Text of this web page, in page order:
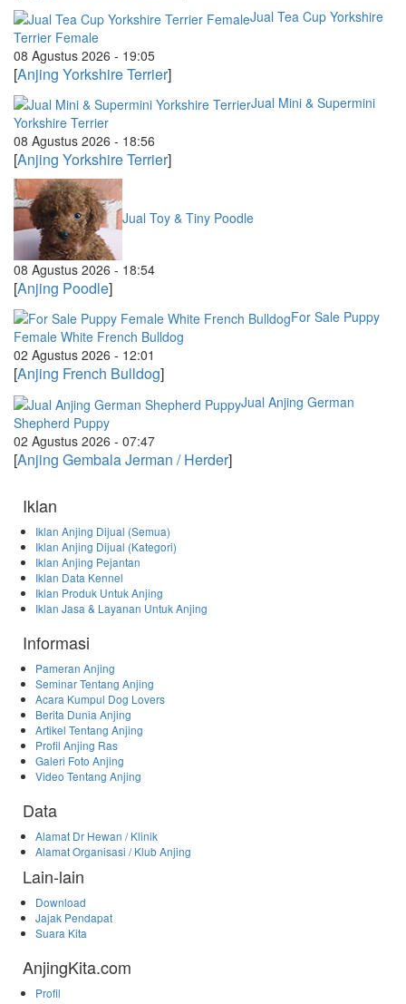
Jual Tea Cup Yorkshire
Terrier Female
08 Agustus 2026 - 19:05
[Anjing Yorkshire Terrier]
Jual Mini & Supermini
Yorkshire Terrier
08 Agustus 2026 - 18:56
[Anjing Yorkshire Terrier]
Jual Toy & Tiny Poodle
08 Agustus 2026 - 18:54
[Anjing Poodle]
For Sale Puppy
Female White French Bulldog
02 Agustus 2026 - 12:01
[Anjing French Bulldog]
Jual Anjing German
Shepherd Puppy
02 Agustus 2026 - 07:47
[Anjing Gembala Jerman / Herder]
Iklan
Iklan Anjing Dijual (Semua)
Iklan Anjing Dijual (Kategori)
Iklan Anjing Pejantan
Iklan Data Kennel
Iklan Produk Untuk Anjing
Iklan Jasa & Layanan Untuk Anjing
Informasi
Pameran Anjing
Seminar Tentang Anjing
Acara Kumpul Dog Lovers
Berita Dunia Anjing
Artikel Tentang Anjing
Profil Anjing Ras
Galeri Foto Anjing
Video Tentang Anjing
Data
Alamat Dr Hewan / Klinik
Alamat Organisasi / Klub Anjing
Lain-lain
Download
Jajak Pendapat
Suara Kita
AnjingKita.com
Profil